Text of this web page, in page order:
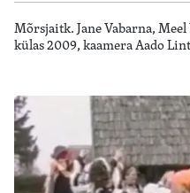
Mõrsjaitk. Jane Vabarna,
külas 2009, kaamera Aado